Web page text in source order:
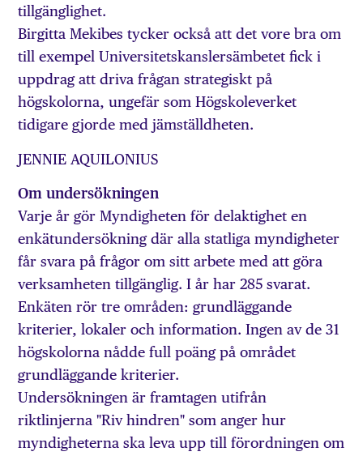
tillgänglighet.
Birgitta Mekibes tycker också att det vore bra om
till exempel Universitetskanslersämbetet fick i
uppdrag att driva frågan strategiskt på
högskolorna, ungefär som Högskoleverket
tidigare gjorde med jämställdheten.
JENNIE AQUILONIUS
Om undersökningen
Varje år gör Myndigheten för delaktighet en
enkätundersökning där alla statliga myndigheter
får svara på frågor om sitt arbete med att göra
verksamheten tillgänglig. I år har 285 svarat.
Enkäten rör tre områden: grundläggande
kriterier, lokaler och information. Ingen av de 31
högskolorna nådde full poäng på området
grundläggande kriterier.
Undersökningen är framtagen utifrån
riktlinjerna "Riv hindren" som anger hur
myndigheterna ska leva upp till förordningen om